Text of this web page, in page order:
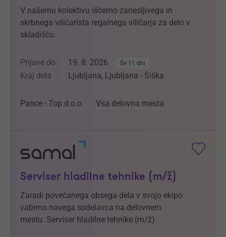
V našemu kolektivu iščemo zanesljivega in
skrbnega viličarista regalnega viličarja za delo v
skladišču.
Prijave do 19. 8. 2026 Še 11 dni
Kraj dela Ljubljana, Ljubljana - Šiška
Pance - Top d.o.o. Vsa delovna mesta
Serviser hladilne tehnike (m/ž)
Zaradi povečanega obsega dela v svojo ekipo
vabimo novega sodelavca na delovnem
mestu: Serviser hladilne tehnike (m/ž).